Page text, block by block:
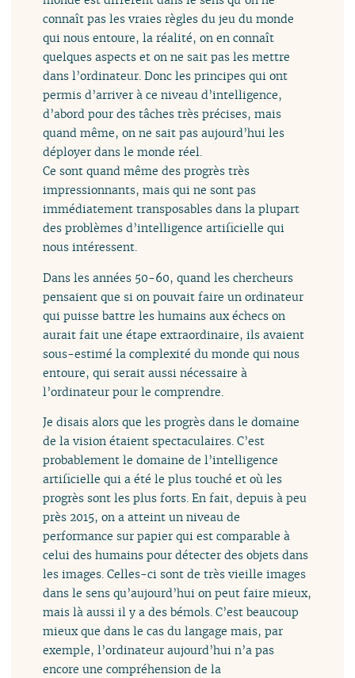
connaît pas les vraies règles du jeu du monde
qui nous entoure, la réalité, on en connaît
quelques aspects et on ne sait pas les mettre
dans l’ordinateur. Donc les principes qui ont
permis d’arriver à ce niveau d’intelligence,
d’abord pour des tâches très précises, mais
quand même, on ne sait pas aujourd’hui les
déployer dans le monde réel.
Ce sont quand même des progrès très
impressionnants, mais qui ne sont pas
immédiatement transposables dans la plupart
des problèmes d’intelligence artificielle qui
nous intéressent.
Dans les années 50-60, quand les chercheurs
pensaient que si on pouvait faire un ordinateur
qui puisse battre les humains aux échecs on
aurait fait une étape extraordinaire, ils avaient
sous-estimé la complexité du monde qui nous
entoure, qui serait aussi nécessaire à
l’ordinateur pour le comprendre.
Je disais alors que les progrès dans le domaine
de la vision étaient spectaculaires. C’est
probablement le domaine de l’intelligence
artificielle qui a été le plus touché et où les
progrès sont les plus forts. En fait, depuis à peu
près 2015, on a atteint un niveau de
performance sur papier qui est comparable à
celui des humains pour détecter des objets dans
les images. Celles-ci sont de très vieille images
dans le sens qu’aujourd’hui on peut faire mieux,
mais là aussi il y a des bémols. C’est beaucoup
mieux que dans le cas du langage mais, par
exemple, l’ordinateur aujourd’hui n’a pas
encore une compréhension de la